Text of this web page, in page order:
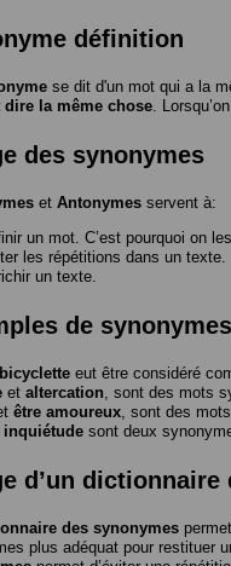
définition
se dit d'un mot qui a la
dire la même chose .
des synonymes
et Antonymes servent à:
un mot. C’est pourquoi on
les répétitions dans un texte.
un texte.
de synonymes
bicyclette eut être considéré
et altercation , sont des mots
être amoureux , sont des
inquiétude sont deux
d’un
des synonymes
plus adéquat pour restituer